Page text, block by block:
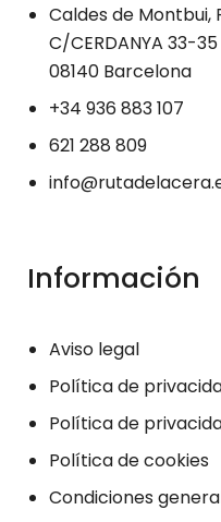
Caldes de Montbui,
C/CERDANYA 33-35
08140 Barcelona
+34 936 883 107
621 288 809
Información
Aviso legal
Política de
Política de
Política de cookies
Condiciones
establecidas
a través de
nuestro sitio
herramientas
de
seguimiento
Manager.
empresas
utilizarlos para
crear un perfil
de sus
mostrarle